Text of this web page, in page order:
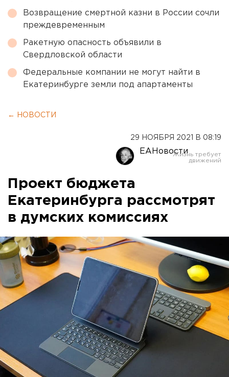
Возвращение смертной казни в России сочли
преждевременным
Ракетную опасность объявили в
Свердловской области
Федеральные компании не могут найти в
Екатеринбурге земли под апартаменты
← НОВОСТИ
29 НОЯБРЯ 2021 В 08:19
ЕАНовости
Проект бюджета
Екатеринбурга рассмотрят
в думских комиссиях